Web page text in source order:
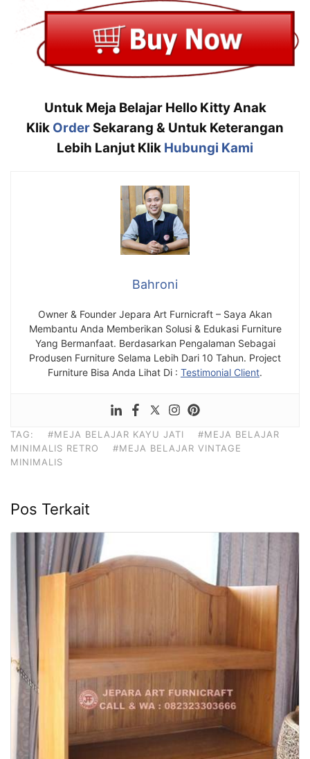
Untuk Meja Belajar Hello Kitty Anak
Klik OrderSekarang & Untuk Keterangan
Lebih Lanjut Klik Hubungi Kami
Bahroni
Owner & Founder Jepara Art Furnicraft – Saya Akan
Membantu Anda Memberikan Solusi & Edukasi Furniture
Yang Bermanfaat. Berdasarkan Pengalaman Sebagai
Produsen Furniture Selama Lebih Dari 10 Tahun. Project
Furniture Bisa Anda Lihat Di : Testimonial Client.
TAG: #MEJA BELAJAR KAYU JATI
#MEJA BELAJAR
MINIMALIS RETRO
#MEJA BELAJAR VINTAGE
MINIMALIS
Pos Terkait